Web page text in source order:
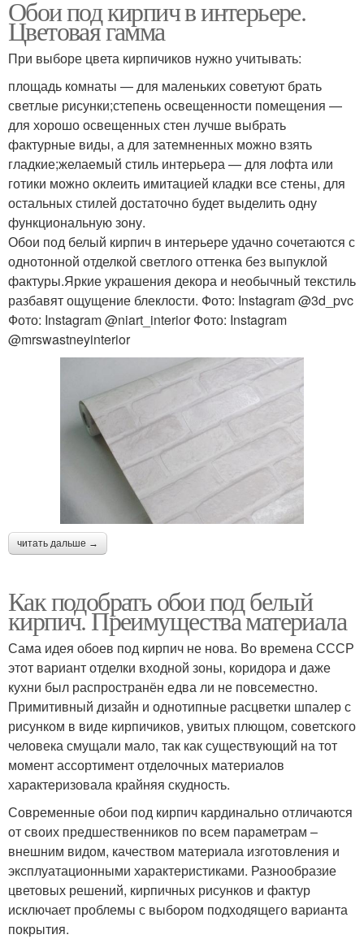
Обои под кирпич в интерьере.
Цветовая гамма
При выборе цвета кирпичиков нужно учитывать:
площадь комнаты — для маленьких советуют брать
светлые рисунки;степень освещенности помещения —
для хорошо освещенных стен лучше выбрать
фактурные виды, а для затемненных можно взять
гладкие;желаемый стиль интерьера — для лофта или
готики можно оклеить имитацией кладки все стены, для
остальных стилей достаточно будет выделить одну
функциональную зону.
Обои под белый кирпич в интерьере удачно сочетаются с
однотонной отделкой светлого оттенка без выпуклой
фактуры.Яркие украшения декора и необычный текстиль
разбавят ощущение блеклости. Фото: Instagram @3d_pvc
Фото: Instagram @niart_interior Фото: Instagram
@mrswastneyinterior
читать дальше →
Как подобрать обои под белый
кирпич. Преимущества материала
Сама идея обоев под кирпич не нова. Во времена СССР
этот вариант отделки входной зоны, коридора и даже
кухни был распространён едва ли не повсеместно.
Примитивный дизайн и однотипные расцветки шпалер с
рисунком в виде кирпичиков, увитых плющом, советского
человека смущали мало, так как существующий на тот
момент ассортимент отделочных материалов
характеризовала крайняя скудность.
Современные обои под кирпич кардинально отличаются
от своих предшественников по всем параметрам –
внешним видом, качеством материала изготовления и
эксплуатационными характеристиками. Разнообразие
цветовых решений, кирпичных рисунков и фактур
исключает проблемы с выбором подходящего варианта
покрытия.